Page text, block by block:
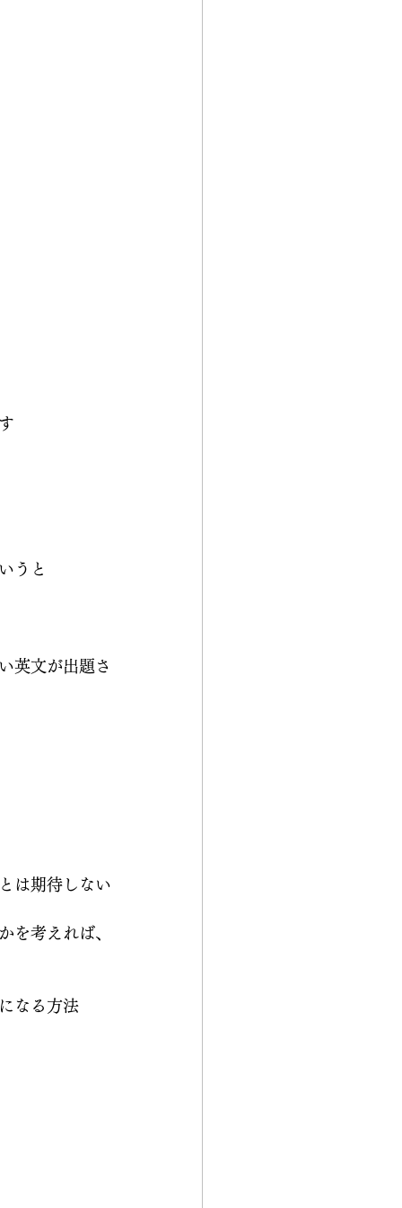
うと
英文が出題さ
は期待しない
を考えれば、
なる方法